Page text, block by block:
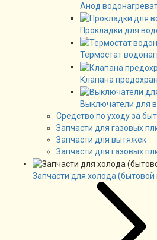
Анод
Прокладки для
Термостат
Клапана
Выключатели для
Средство по уходу за
Запчасти для газовых
Запчасти для вытяжек
Запчасти для газовых
Запчасти для холода